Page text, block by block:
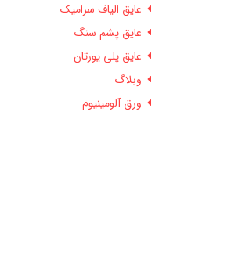
عایق الیاف سرامیک
عایق پشم سنگ
عایق پلی یورتان
وبلاگ
ورق آلومینیوم